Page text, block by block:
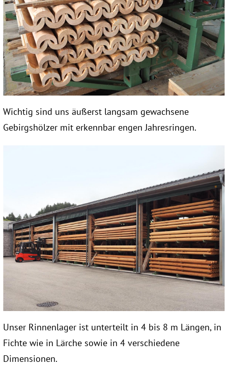
Wichtig sind uns äußerst langsam gewachsene
Gebirgshölzer mit erkennbar engen Jahresringen.
Unser Rinnenlager ist unterteilt in 4 bis 8 m Längen, in
Fichte wie in Lärche sowie in 4 verschiedene
Dimensionen.